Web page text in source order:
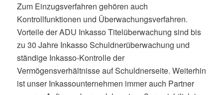
Zum Einzugsverfahren gehören auch
Kontrollfunktionen und Überwachungsverfahren.
Vorteile der ADU Inkasso Titelüberwachung sind bis
zu 30 Jahre Inkasso Schuldnerüberwachung und
ständige Inkasso-Kontrolle der
Vermögensverhältnisse auf Schuldnerseite. Weiterhin
ist unser Inkassounternehmen immer auch Partner